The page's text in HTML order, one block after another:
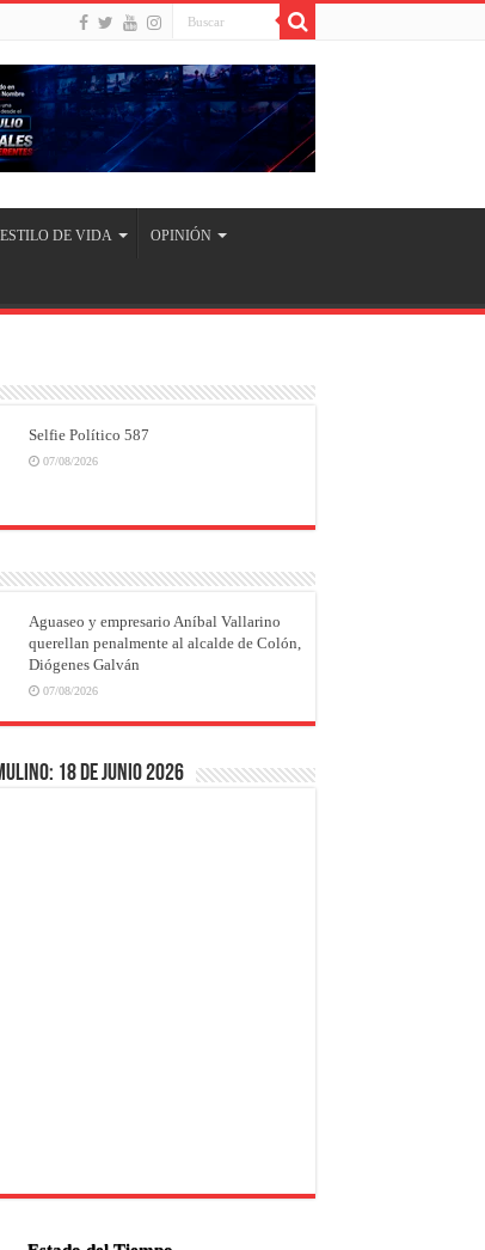
ESTILO DE VIDA OPINIÓN
Selfie Político 587
07/08/2026
Aguaseo y empresario Aníbal Vallarino
querellan penalmente al alcalde de Colón,
Diógenes Galván
07/08/2026
18 de junio 2026